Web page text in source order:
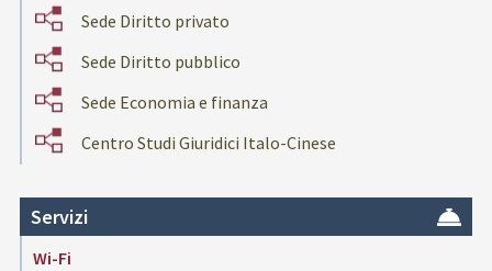
Sede Diritto privato
Sede Diritto pubblico
Sede Economia e finanza
Centro Studi Giuridici Italo-Cinese
Servizi
Wi-Fi